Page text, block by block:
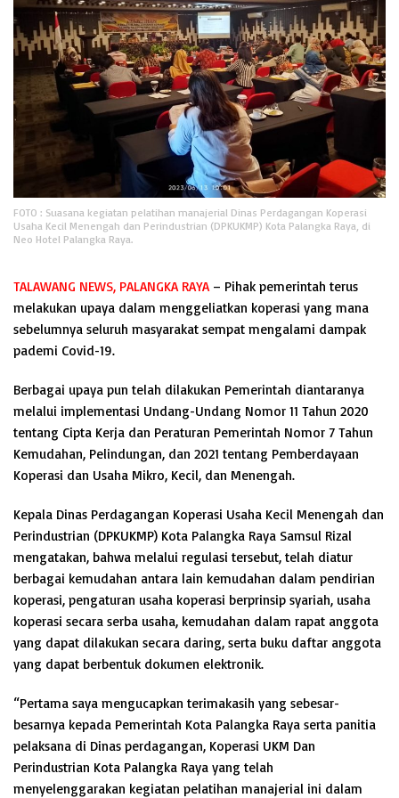
FOTO : Suasana kegiatan pelatihan manajerial Dinas Perdagangan Koperasi
Usaha Kecil Menengah dan Perindustrian (DPKUKMP) Kota Palangka Raya, di
Neo Hotel Palangka Raya.
TALAWANG NEWS, PALANGKA RAYA– Pihak pemerintah terus
melakukan upaya dalam menggeliatkan koperasi yang mana
sebelumnya seluruh masyarakat sempat mengalami dampak
pademi Covid-19.
Berbagai upaya pun telah dilakukan Pemerintah diantaranya
melalui implementasi Undang-Undang Nomor 11 Tahun 2020
tentang Cipta Kerja dan Peraturan Pemerintah Nomor 7 Tahun
Kemudahan, Pelindungan, dan 2021 tentang Pemberdayaan
Koperasi dan Usaha Mikro, Kecil, dan Menengah.
Kepala Dinas Perdagangan Koperasi Usaha Kecil Menengah dan
Perindustrian (DPKUKMP) Kota Palangka Raya Samsul Rizal
mengatakan, bahwa melalui regulasi tersebut, telah diatur
berbagai kemudahan antara lain kemudahan dalam pendirian
koperasi, pengaturan usaha koperasi berprinsip syariah, usaha
koperasi secara serba usaha, kemudahan dalam rapat anggota
yang dapat dilakukan secara daring, serta buku daftar anggota
yang dapat berbentuk dokumen elektronik.
“Pertama saya mengucapkan terimakasih yang sebesar-
besarnya kepada Pemerintah Kota Palangka Raya serta panitia
pelaksana di Dinas perdagangan, Koperasi UKM Dan
Perindustrian Kota Palangka Raya yang telah
menyelenggarakan kegiatan pelatihan manajerial ini dalam